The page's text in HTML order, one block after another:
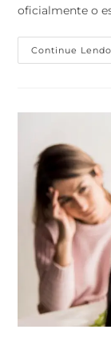
oficialmente o
Continue Lendo